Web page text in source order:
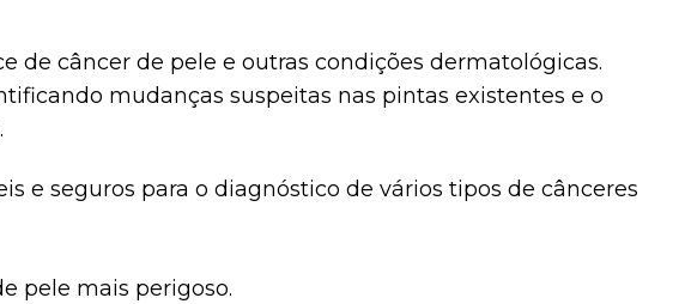
câncer de pele e outras condições dermatológicas.
mudanças suspeitas nas pintas existentes e o
e seguros para o diagnóstico de vários tipos de cânceres
pele mais perigoso.